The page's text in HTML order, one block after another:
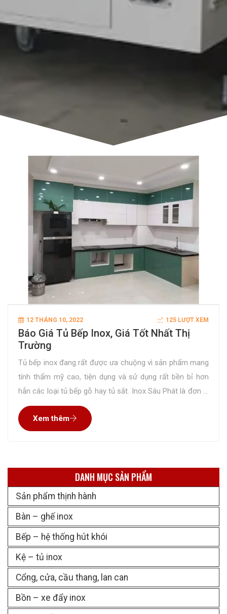
DANH MỤC SẢN PHẨM
Sản phẩm thịnh hành
Bàn – ghế inox
Bếp – hệ thống hút khói
Kệ – tủ inox
Cổng, cửa, cầu thang, lan can
Bồn – xe đẩy inox
12 THÁNG 10, 2022 125 LƯỢT XEM
Báo Giá Tủ Bếp Inox, Giá Tốt Nhất Thị
Trường
Tủ bếp inox đang rất được ưa chuộng vì sản phẩm mang
tính thẩm mỹ cao, tiện dụng và sử dụng rất bền bỉ hơn
hẳn các loại tủ bếp gỗ hay tủ sắt. Inox Sáu Phát là đơn vị
chuyên thiết kế và thi công loại tủ này với giá tốt nhất thị
trường.Xem thêm